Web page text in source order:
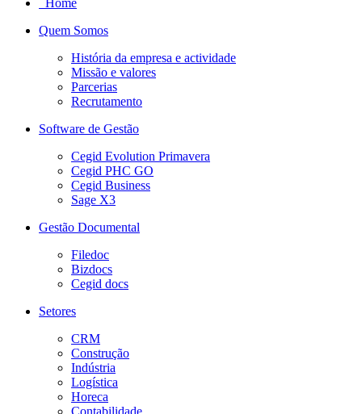
Home
Quem Somos
História da empresa e actividade
Missão e valores
Parcerias
Recrutamento
Software de Gestão
Cegid Evolution Primavera
Cegid PHC GO
Cegid Business
Sage X3
Gestão Documental
Filedoc
Bizdocs
Cegid docs
Setores
CRM
Construção
Indústria
Logística
Horeca
Contabilidade